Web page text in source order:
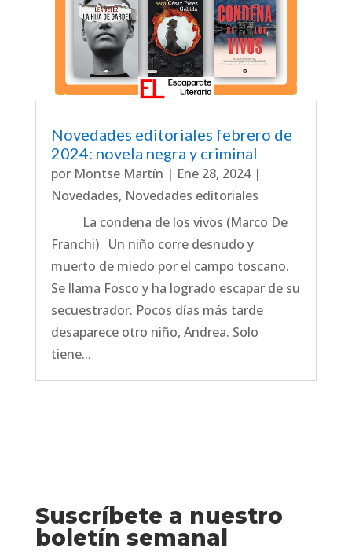
Novedades editoriales febrero de
2024: novela negra y criminal
por Montse Martín | Ene 28, 2024|
Novedades, Novedades editoriales
La condena de los vivos (Marco De
Franchi) Un niño corre desnudo y
muerto de miedo por el campo toscano.
Se llama Fosco y ha logrado escapar de su
secuestrador. Pocos días más tarde
desaparece otro niño, Andrea. Solo
tiene...
Suscríbete a nuestro
boletín semanal